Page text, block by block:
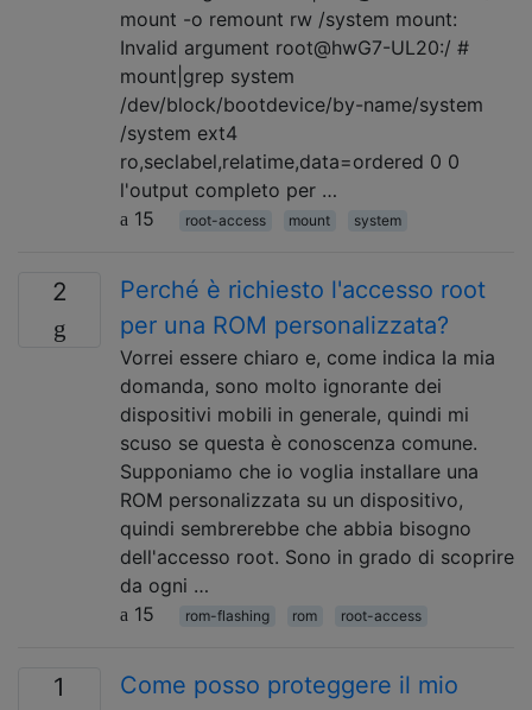
mount -o remount rw /system mount:
Invalid argument root@hwG7-UL20:/ #
mount|grep system
/dev/block/bootdevice/by-name/system
/system ext4
ro,seclabel,relatime,data=ordered 0 0
l'output completo per …
15
root-access mount system
2
Perché è richiesto l'accesso root
per una ROM personalizzata?
Vorrei essere chiaro e, come indica la mia
domanda, sono molto ignorante dei
dispositivi mobili in generale, quindi mi
scuso se questa è conoscenza comune.
Supponiamo che io voglia installare una
ROM personalizzata su un dispositivo,
quindi sembrerebbe che abbia bisogno
dell'accesso root. Sono in grado di scoprire
da ogni …
15
rom-flashing rom root-access
1
Come posso proteggere il mio